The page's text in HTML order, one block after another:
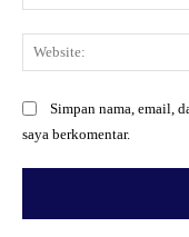
Simpan nama, email,
saya berkomentar.